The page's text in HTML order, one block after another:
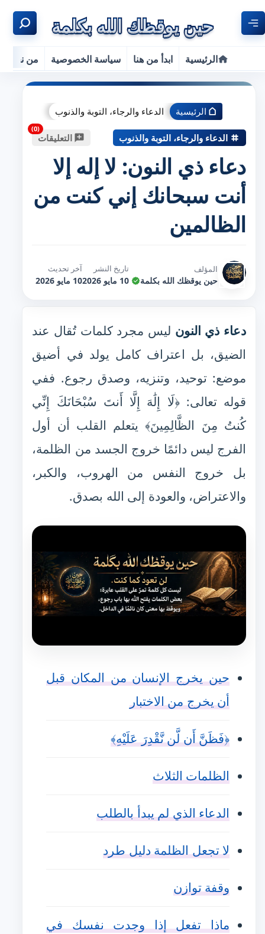
الرئيسية ابدأ من هنا سياسة الخصوصية من نحن
الرئيسية الدعاء والرجاء، التوبة والذنوب
الدعاء والرجاء، التوبة والذنوب التعليقات
دعاء ذي النون: لا إله إلا
أنت سبحانك إني كنت من
الظالمين
المؤلف
حين يوقظك الله بكلمة
تاريخ النشر
10 مايو 2026
آخر تحديث
10 مايو 2026
دعاء ذي النون ليس مجرد كلمات تُقال عند
الضيق، بل اعتراف كامل يولد في أضيق
موضع: توحيد، وتنزيه، وصدق رجوع. ففي
قوله تعالى: ﴿لَا إِلَٰهَ إِلَّا أَنتَ سُبْحَانَكَ إِنِّي
كُنتُ مِنَ الظَّالِمِينَ﴾ يتعلم القلب أن أول
الفرج ليس دائمًا خروج الجسد من الظلمة،
بل خروج النفس من الهروب، والكبر،
والاعتراض، والعودة إلى الله بصدق.
حين يخرج الإنسان من المكان قبل
أن يخرج من الاختبار
﴿فَظَنَّ أَن لَّن نَّقْدِرَ عَلَيْهِ﴾
الظلمات الثلاث
الدعاء الذي لم يبدأ بالطلب
لا تجعل الظلمة دليل طرد
وقفة توازن
ماذا تفعل إذا وجدت نفسك في